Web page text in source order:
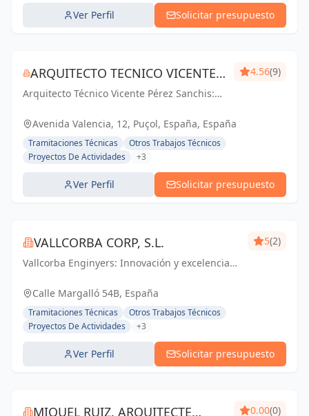
Ver Perfil Solicitar presupuesto
ARQUITECTO TECNICO VICENTE
PÉREZ SANCHIS
Arquitecto Técnico Vicente Pérez Sanchis:
transformando ideas en realidad.
4.56(9)
Avenida Valencia, 12, Puçol, España, España
Tramitaciones Técnicas
Otros Trabajos Técnicos
Proyectos De Actividades
+3
Ver Perfil Solicitar presupuesto
VALLCORBA CORP, S.L.
Vallcorba Enginyers: Innovación y excelencia
inspiradores para el futuro.
5(2)
Calle Margalló 54B, España
Tramitaciones Técnicas
Otros Trabajos Técnicos
Proyectos De Actividades
+3
Ver Perfil Solicitar presupuesto
MIQUEL RUIZ. ARQUITECTE 0.00(0)